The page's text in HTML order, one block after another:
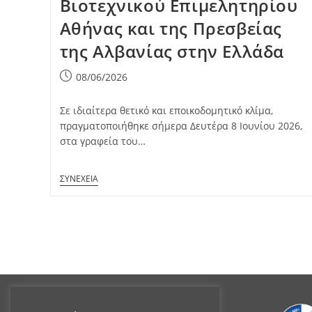
Βιοτεχνικού Επιμελητηρίου
Αθήνας και της Πρεσβείας
της Αλβανίας στην Ελλάδα
Post08/06/2026
Σε ιδιαίτερα θετικό και εποικοδομητικό κλίμα,
πραγματοποιήθηκε σήμερα Δευτέρα 8 Ιουνίου 2026,
στα γραφεία του…